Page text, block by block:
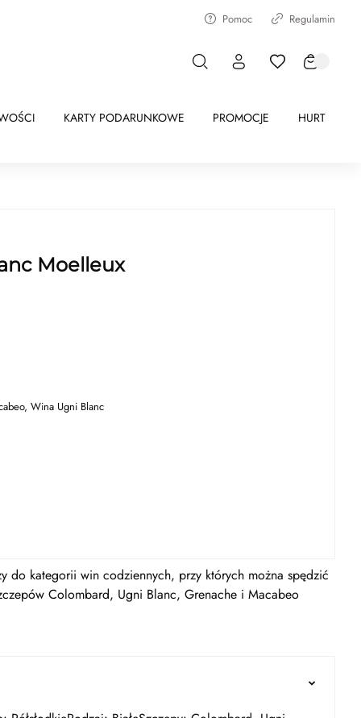
Pomoc Regulamin
KARTY PODARUNKOWE PROMOCJE HURT
Moelleux
Wina Ugni Blanc
do kategorii win codziennych, przy których można spędzić
Colombard, Ugni Blanc, Grenache i Macabeo